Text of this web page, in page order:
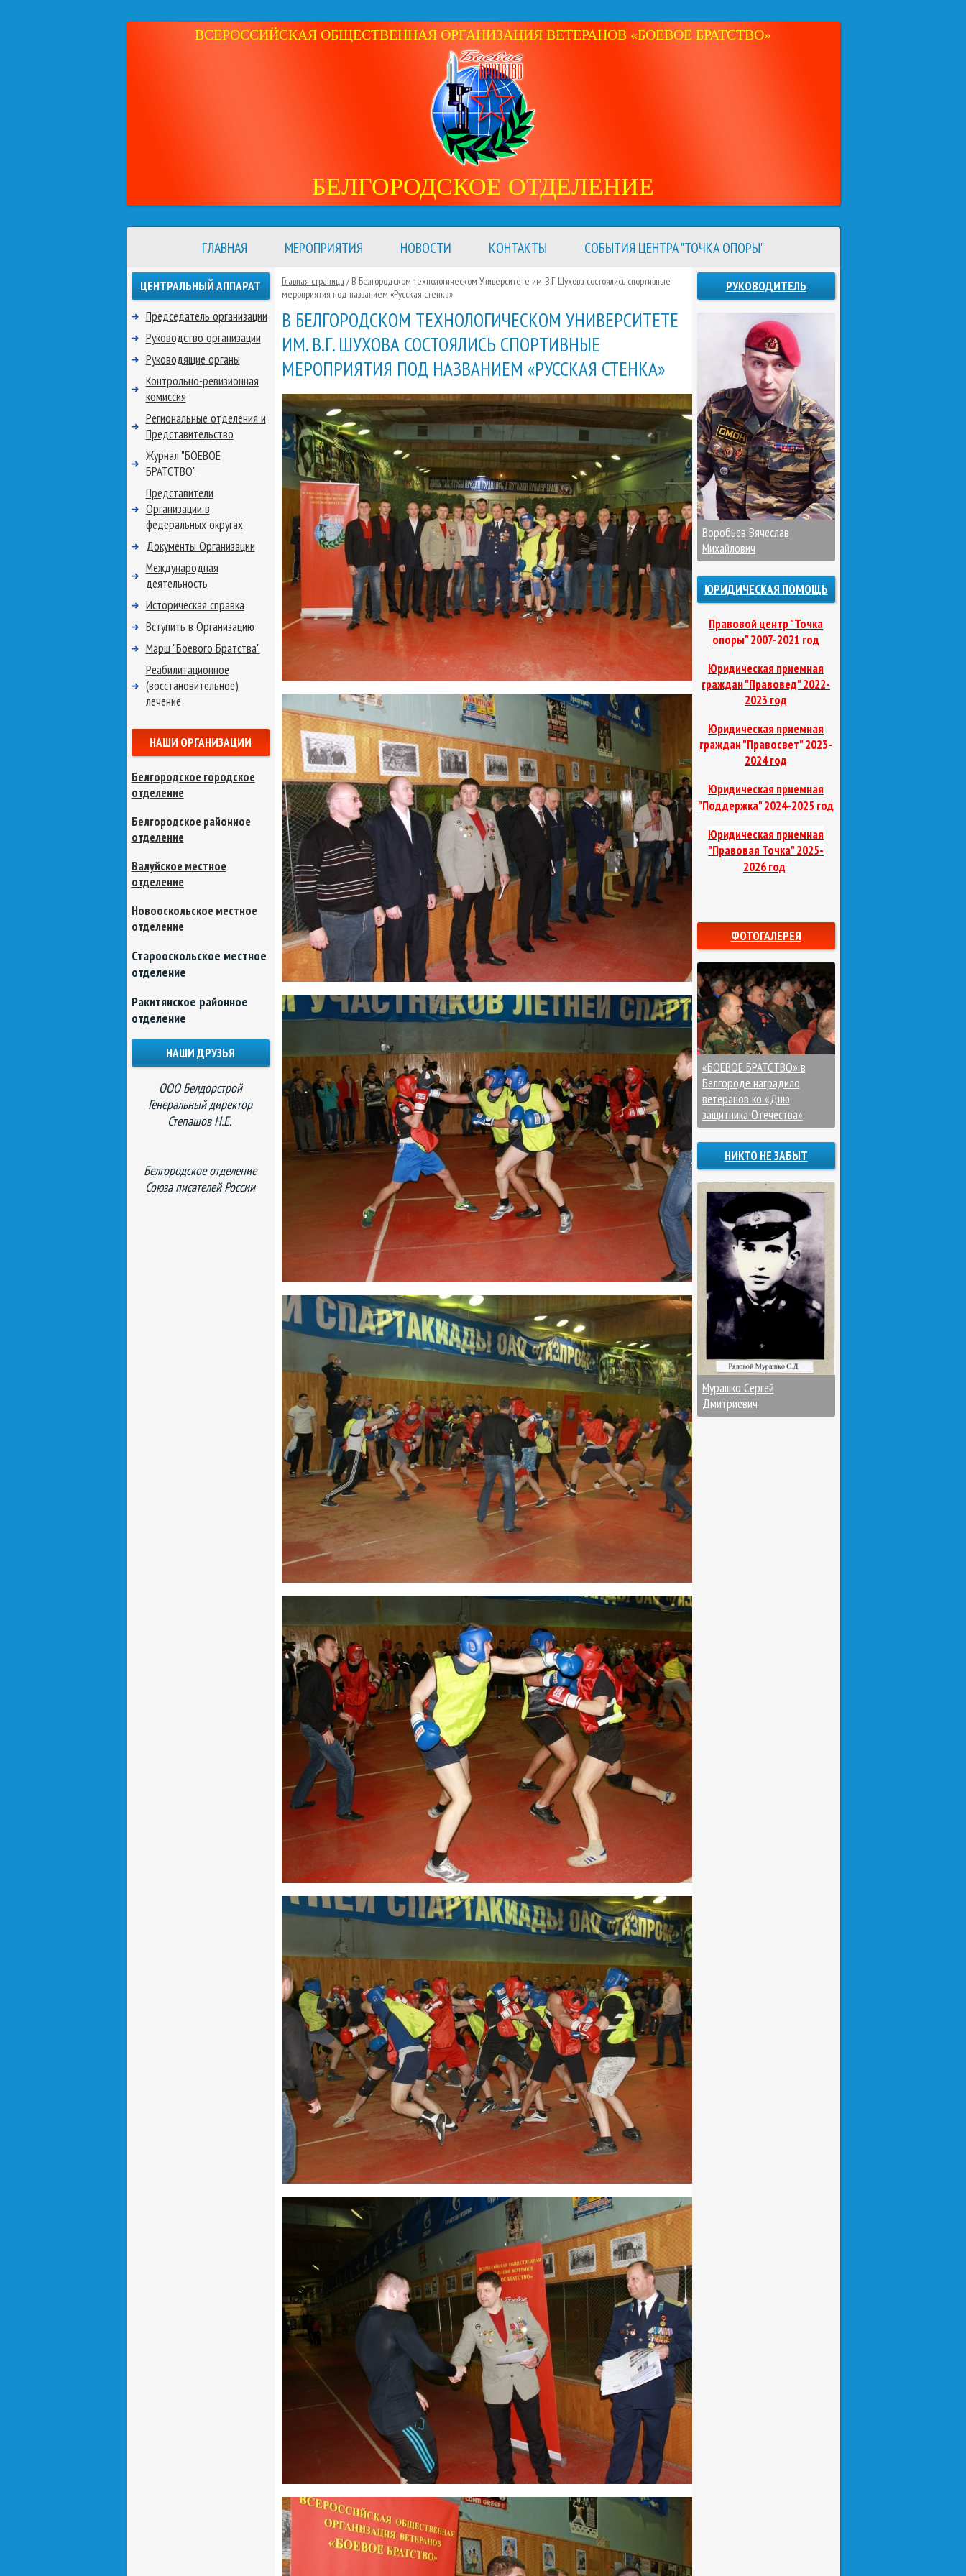
ВСЕРОССИЙСКАЯ ОБЩЕСТВЕННАЯ ОРГАНИЗАЦИЯ ВЕТЕРАНОВ «БОЕВОЕ БРАТСТВО»
БЕЛГОРОДСКОЕ ОТДЕЛЕНИЕ
ГЛАВНАЯ МЕРОПРИЯТИЯ НОВОСТИ КОНТАКТЫ СОБЫТИЯ ЦЕНТРА "ТОЧКА ОПОРЫ"
Главная страница / В Белгородском технологическом Университете им. В.Г. Шухова состоялись спортивные
мероприятия под названием «Русская стенка»
В БЕЛГОРОДСКОМ ТЕХНОЛОГИЧЕСКОМ УНИВЕРСИТЕТЕ
ИМ. В.Г. ШУХОВА СОСТОЯЛИСЬ СПОРТИВНЫЕ
МЕРОПРИЯТИЯ ПОД НАЗВАНИЕМ «РУССКАЯ СТЕНКА»
ЦЕНТРАЛЬНЫЙ АППАРАТ
Председатель организации
Руководство организации
Руководящие органы
Контрольно-ревизионная
комиссия
Региональные отделения и
Представительство
Журнал "БОЕВОЕ
БРАТСТВО"
Представители
Организации в
федеральных округах
Документы Организации
Международная
деятельность
Историческая справка
Вступить в Организацию
Марш "Боевого Братства"
Реабилитационное
(восстановительное)
лечение
НАШИ ОРГАНИЗАЦИИ
Белгородское городское
отделение
Белгородское районное
отделение
Валуйское местное
отделение
Новооскольское местное
отделение
Старооскольское местное
отделение
Ракитянское районное
отделение
НАШИ ДРУЗЬЯ
ООО Белдорстрой
Генеральный директор
Степашов Н.Е.
Белгородское отделение
Союза писателей России
РУКОВОДИТЕЛЬ
Воробьев Вячеслав
Михайлович
ЮРИДИЧЕСКАЯ ПОМОЩЬ
Правовой центр "Точка
опоры" 2007-2021 год
Юридическая приемная
граждан "Правовед"2022-
2023 год
Юридическая приемная
граждан "Правосвет"2023-
2024 год
Юридическая приемная
"Поддержка"2024-2025 год
Юридическая приемная
"Правовая Точка"2025-
2026 год
ФОТОГАЛЕРЕЯ
«БОЕВОЕ БРАТСТВО» в
Белгороде наградило
ветеранов ко «Дню
защитника Отечества»
НИКТО НЕ ЗАБЫТ
Мурашко Сергей
Дмитриевич